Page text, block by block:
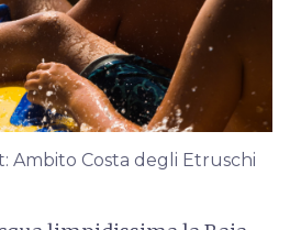
Ambito Costa degli Etruschi